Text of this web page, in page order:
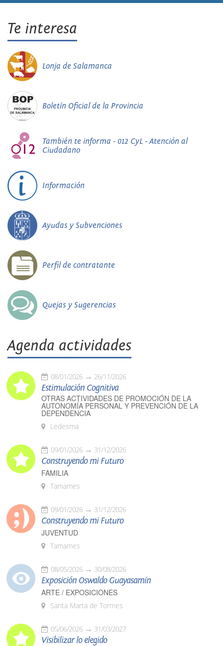
Te interesa
Lonja de Salamanca
Boletín Oficial de la Provincia
También te informa - 012 CyL - Atención al
Ciudadano
Información
Ayudas y Subvenciones
Perfil de contratante
Quejas y Sugerencias
Agenda actividades
08/01/2026 26/11/2026
Estimulación Cognitiva
OTRAS ACTIVIDADES DE PROMOCIÓN DE LA
AUTONOMÍA PERSONAL Y PREVENCIÓN DE LA
DEPENDENCIA
Ledesma
09/01/2026 31/12/2026
Construyendo mi Futuro
FAMILIA
Tamames
09/01/2026 31/12/2026
Construyendo mi Futuro
JUVENTUD
Tamames
08/05/2026 30/08/2026
Exposición Oswaldo Guayasamín
ARTE / EXPOSICIONES
Santa Marta de Tormes
05/06/2026 31/03/2027
Visibilizar lo elegido